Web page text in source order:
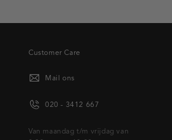
Customer Care
Mail ons
020 - 3412 667
Van maandag t/m vrijdag van